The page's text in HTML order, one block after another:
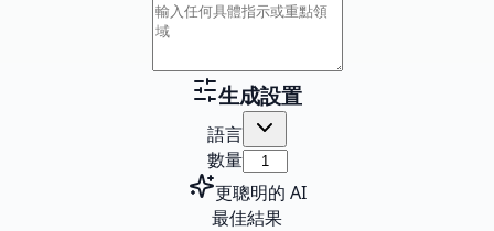
生成設置
語言
數量
更聰明的 AI
最佳結果